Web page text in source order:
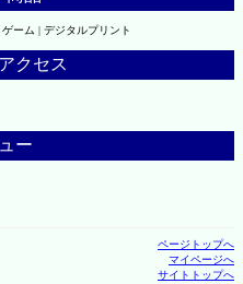
ーム | デジタルプリント
クセス
ー
ページトップへ
マイページへ
サイトトップへ